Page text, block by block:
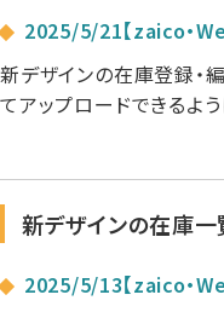
2025/5/21【zaico・
新デザインの在庫登録・
てアップロードできるよう
新デザインの在庫一
2025/5/13【zaico・